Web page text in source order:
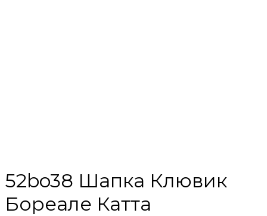
52bo38 Шапка Клювик
Бореале Катта